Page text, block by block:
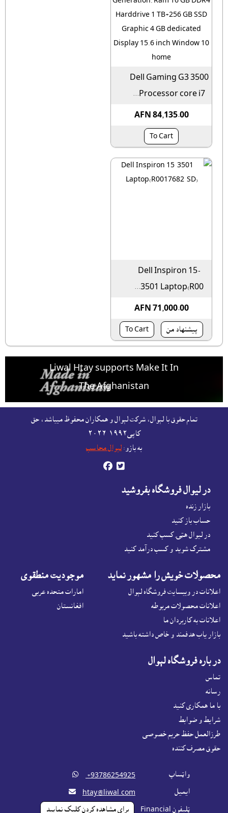
Dell Gaming G3 3500
Processor core i7...
AFN 84,135.00
To Cart
Dell Inspiron 15-
3501 Laptop(R00...
AFN 71,000.00
پیشنهاد من To Cart
Liwal Htay supports Make It In
The Afghanistan
Afghanistan products,
تمام حقوق با لېوال، شرکت لېوال و همکاران محفوظ ميباشد، حق
کاپى١٩٩٢-۲۰۲٦
به بازو: لېوال محاسب
 
در ليوال فروشگاه بفروشيد
بازار زنده
حساب باز کنيد
در لیوال هټۍ کسب کنید
مشترک شوید و کسب درآمد کنید
محصولات خويش را مشهور نمايد
اعلانات در ويبسايت فروشگاه لېوال
اعلانات محصولات مربوطه
اعلانات به کاربردان ما
بازار ياب هدفمند و خاص داشته باشيد
موجوديت منطقوى
امارات متحده عربی
افغانستان
در باره فروشگاه لېوال
تماس
رسانه
با ما همکاری کنید
شرايط و ضوابط
طرزالعمل حفظ حریم خصوصی
حقوق مصرف کننده
واټساپ ‎ +93786254925

ايميل htay@liwal.com

ټليفون Financial براى مشاهده کردن کليک نماييد